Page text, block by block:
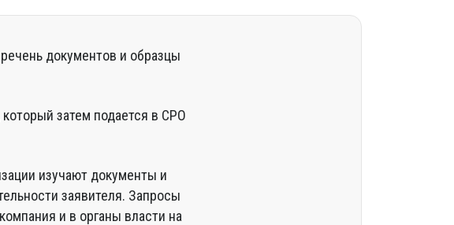
документов и образцы
затем подается в СРО
изучают документы и
заявителя. Запросы
и в органы власти на